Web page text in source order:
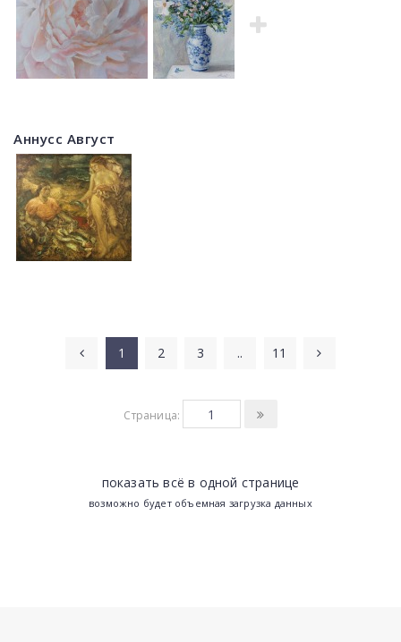
Аннусс Август
1 2 3 .. 11
Страница:
показать всё в одной странице
возможно будет объемная загрузка данных